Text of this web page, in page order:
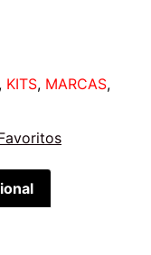
, KITS, MARCAS,